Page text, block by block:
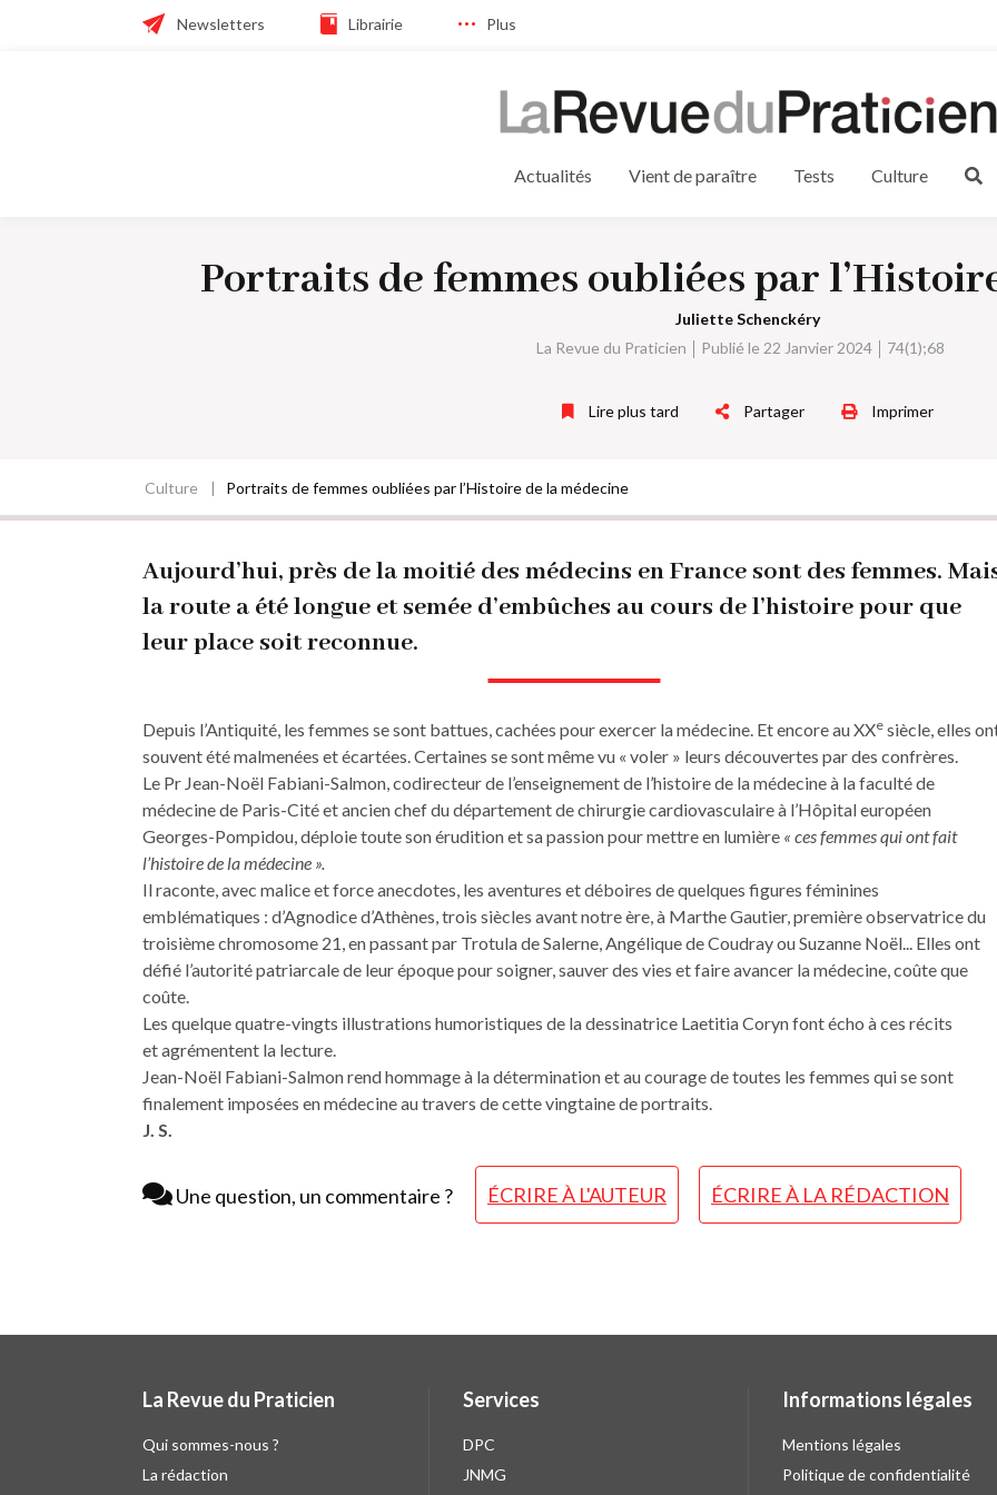
Header
Newsletters Librairie Plus
Actualités Vient de paraître Tests Culture
Portraits de femmes oubliées par
Juliette Schenckéry
La Revue du Praticien
Publié le 22 Janvier 2024 74(1);68
Lire plus tard Partager Imprimer
Culture Portraits de femmes oubliées par l’Histoire de la médecine
Aujourd’hui, près de la moitié des médecins en France sont des femmes.
la route a été longue et semée d’embûches au cours de l’histoire pour que
leur place soit reconnue.
Depuis l’Antiquité, les femmes se sont battues, cachées pour exercer la médecine. Et encore au XXe siècle, elles
souvent été malmenées et écartées. Certaines se sont même vu « voler » leurs découvertes par des confrères.
Le Pr Jean-Noël Fabiani-Salmon, codirecteur de l’enseignement de l’histoire de la médecine à la faculté de
médecine de Paris-Cité et ancien chef du département de chirurgie cardiovasculaire à l’Hôpital européen
Georges-Pompidou, déploie toute son érudition et sa passion pour mettre en lumière « ces femmes qui ont fait
l’histoire de la médecine ».
Il raconte, avec malice et force anecdotes, les aventures et déboires de quelques figures féminines
emblématiques : d’Agnodice d’Athènes, trois siècles avant notre ère, à Marthe Gautier, première observatrice du
troisième chromosome 21, en passant par Trotula de Salerne, Angélique de Coudray ou Suzanne Noël... Elles ont
défié l’autorité patriarcale de leur époque pour soigner, sauver des vies et faire avancer la médecine, coûte que
coûte.
Les quelque quatre-vingts illustrations humoristiques de la dessinatrice Laetitia Coryn font écho à ces récits
et agrémentent la lecture.
Jean-Noël Fabiani-Salmon rend hommage à la détermination et au courage de toutes les femmes qui se sont
finalement imposées en médecine au travers de cette vingtaine de portraits.
J. S.
Une question, un commentaire ? ÉCRIRE À L'AUTEUR ÉCRIRE À LA RÉDACTION
La Revue du Praticien
Qui sommes-nous ?
La rédaction
Services
DPC
JNMG
Informations légales
Mentions légales
Politique de confidentialité